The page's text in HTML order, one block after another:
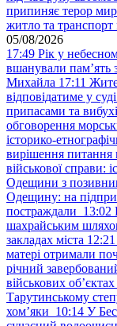
припиняє терор
житло та транспорт
05/08/2026
17:49 Рік у
вшанували пам’ять
Михайла 17:11
відповідатиме у
припасами та
обговорення
історико-
вирішення питання
військової справи:
Одещини з
Одещину: на
постраждали 13:02
шахрайським
закладах міста 12:21
матері отримали
річний
військових
Тарутинському
хом’яки 10:14 У